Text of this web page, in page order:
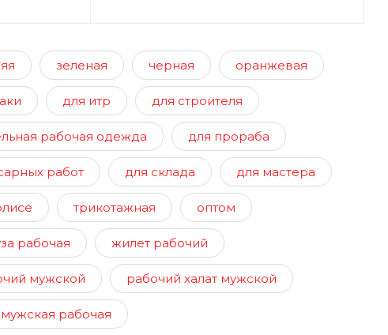
зеленая черная оранжевая
для итр для строителя
рабочая одежда для прораба
работ для склада для мастера
трикотажная оптом
рабочая жилет рабочий
мужской рабочий халат мужской
рабочая